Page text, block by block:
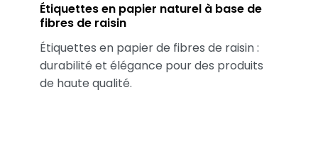
Étiquettes en papier naturel à base de
fibres de raisin
Étiquettes en papier de fibres de raisin :
durabilité et élégance pour des produits
de haute qualité.